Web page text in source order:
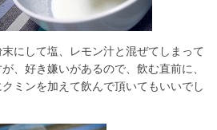
にして塩、レモン汁と混ぜてしまって
、好き嫌いがあるので、飲む直前に、
ミンを加えて飲んで頂いてもいいでし